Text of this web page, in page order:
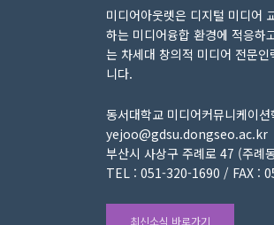
미디어아웃렛은 디지털 미디어
하는 미디어융합 환경에 적응하
는 차세대 창의적 미디어 전문
니다.
동서대학교 미디어커뮤니케이션
yejoo@gdsu.dongseo.ac.kr
부산시 사상구 주례로 47 (주례
TEL : 051-320-1690 / FAX :
최신소식 바로가기